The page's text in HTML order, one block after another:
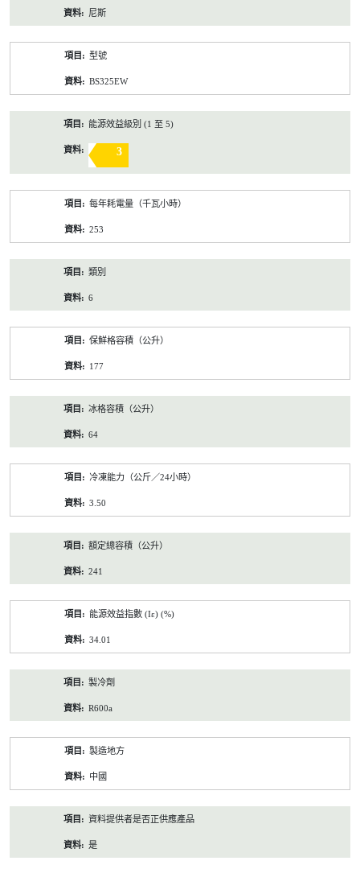
尼斯
型號
BS325EW
能源效益級別 (1 至 5)
3
每年耗電量（千瓦小時）
253
類別
6
保鮮格容積（公升）
177
冰格容積（公升）
64
冷凍能力（公斤／24小時）
3.50
額定總容積（公升）
241
能源效益指數 (Iε) (%)
34.01
製冷劑
R600a
製造地方
中國
資料提供者是否正供應產品
是